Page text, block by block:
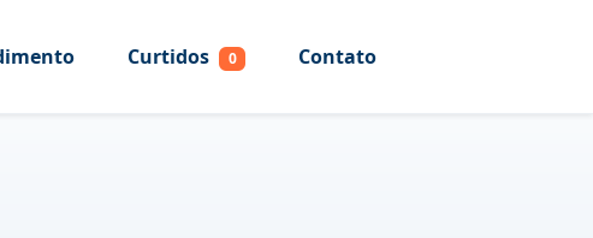
Curtidos 0 Contato